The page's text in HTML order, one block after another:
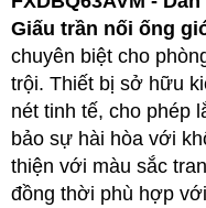
Giấu trần nối ống
chuyên biệt cho
trội. Thiết bị sở hữu
nét tinh tế, cho phép
bảo sự hài hòa với
thiện với màu sắc
đồng thời phù hợp